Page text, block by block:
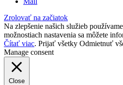
Zrolovať na začiatok
Na zlepšenie našich služieb
možnostiach nastavenia sa môžete
Čítať viac. Prijať všetky Odmietnuť
Manage consent
Close